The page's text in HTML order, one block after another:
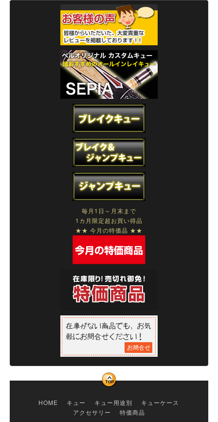
毎月1日～月末まで
1カ月限定超お買い得品
★★ 今月の特価品 ★★
HOME キュー キュー用途別
キューケース
アクセサリー
特価商品